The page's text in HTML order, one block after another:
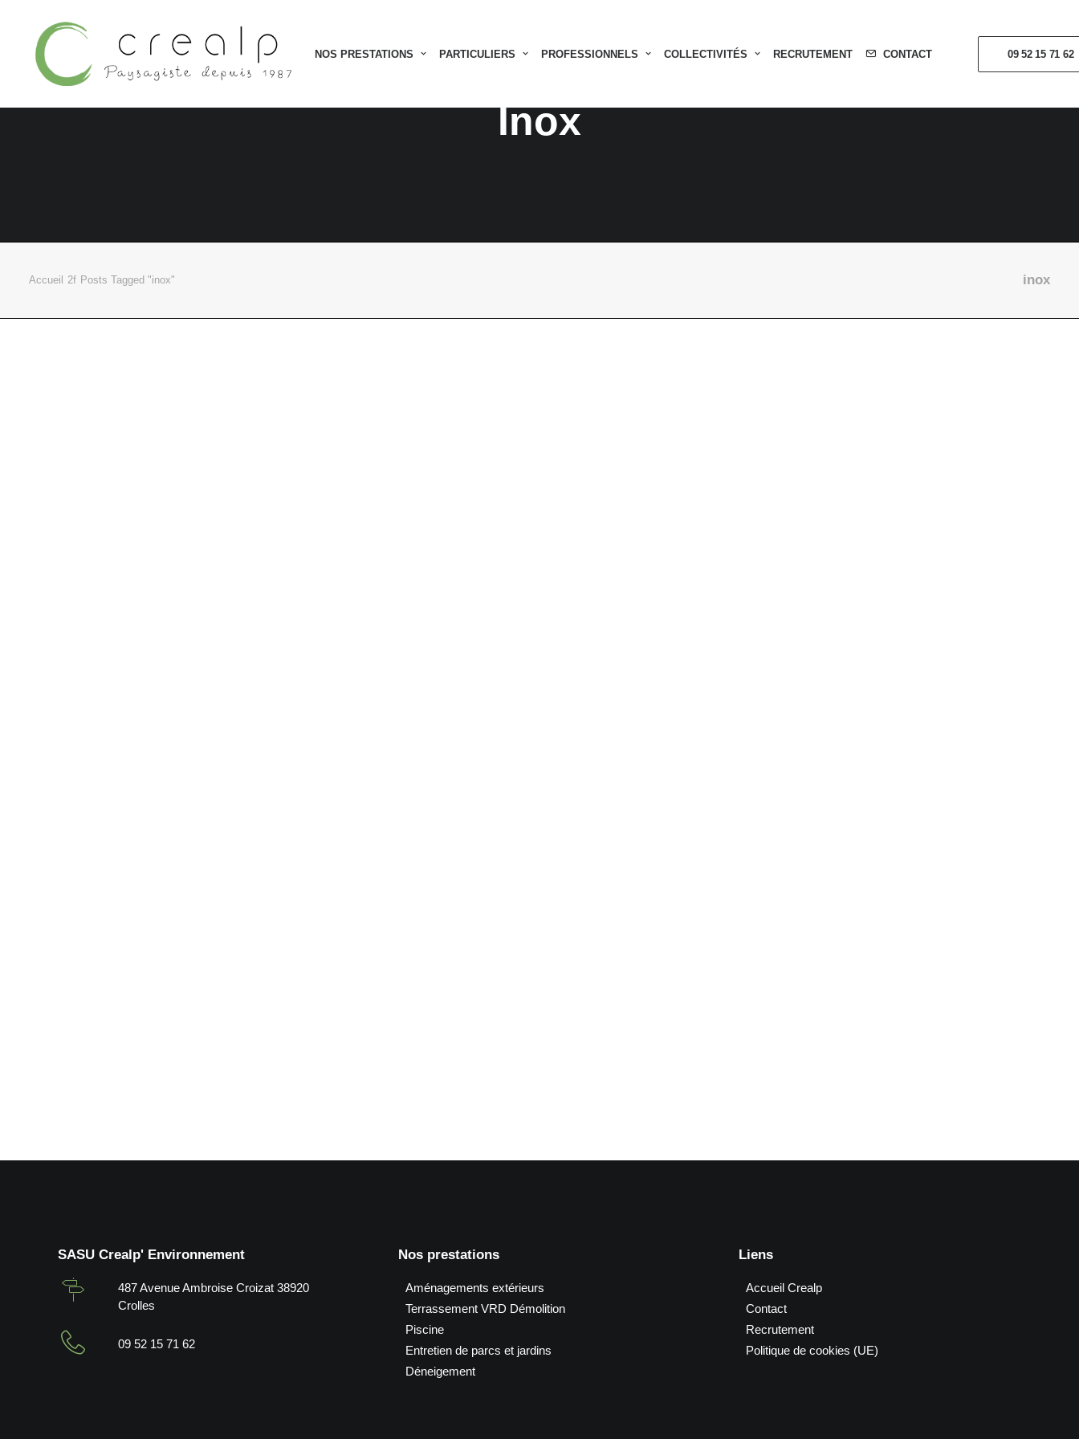
NOS PRESTATIONS PARTICULIERS PROFESSIONNELS COLLECTIVITÉS RECRUTEMENT CONTACT 09 52 15 71 62
Inox
inox
Accueil Posts Tagged "inox"
SASU Crealp' Environnement
487 Avenue Ambroise Croizat 38920
Crolles
09 52 15 71 62
Nos prestations
Aménagements extérieurs
Terrassement VRD Démolition
Piscine
Entretien de parcs et jardins
Déneigement
Liens
Accueil Crealp
Contact
Recrutement
Politique de cookies (UE)